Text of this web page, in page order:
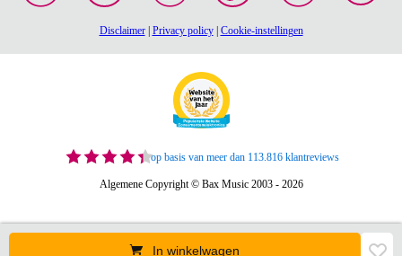
In winkelwagen
Disclaimer| Privacy policy| Cookie-instellingen
op basis van meer dan 113.816 klantreviews
Algemene Copyright © Bax Music 2003 - 2026